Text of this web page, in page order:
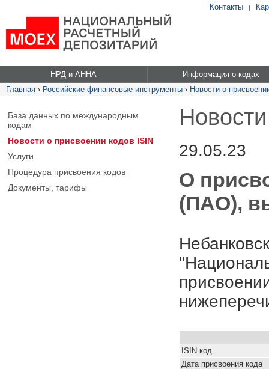
Контакты |
НРД и АННА
Информация о кодах
Главная › Российские финансовые инструменты › Новости о
База данных по международным
кодам
Новости о присвоении кодов ISIN
Услуги
Процедура присвоения кодов
Документы, тарифы
29.05.23
О
(ПАО),
ISIN код
Дата присвоения кода